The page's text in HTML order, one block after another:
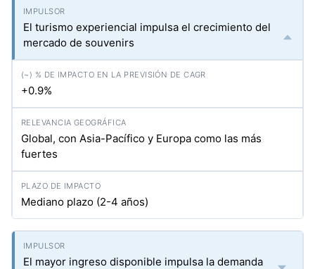
El turismo experiencial impulsa el crecimiento del
mercado de souvenirs
+0.9%
Global, con Asia-Pacífico y Europa como las más
fuertes
Mediano plazo (2-4 años)
El mayor ingreso disponible impulsa la demanda